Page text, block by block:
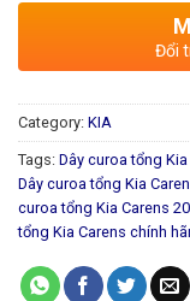
Đổi
Category: KIA
Tags: Dây curoa tổng
Dây curoa tổng Kia
curoa tổng Kia Carens
tổng Kia Carens chính